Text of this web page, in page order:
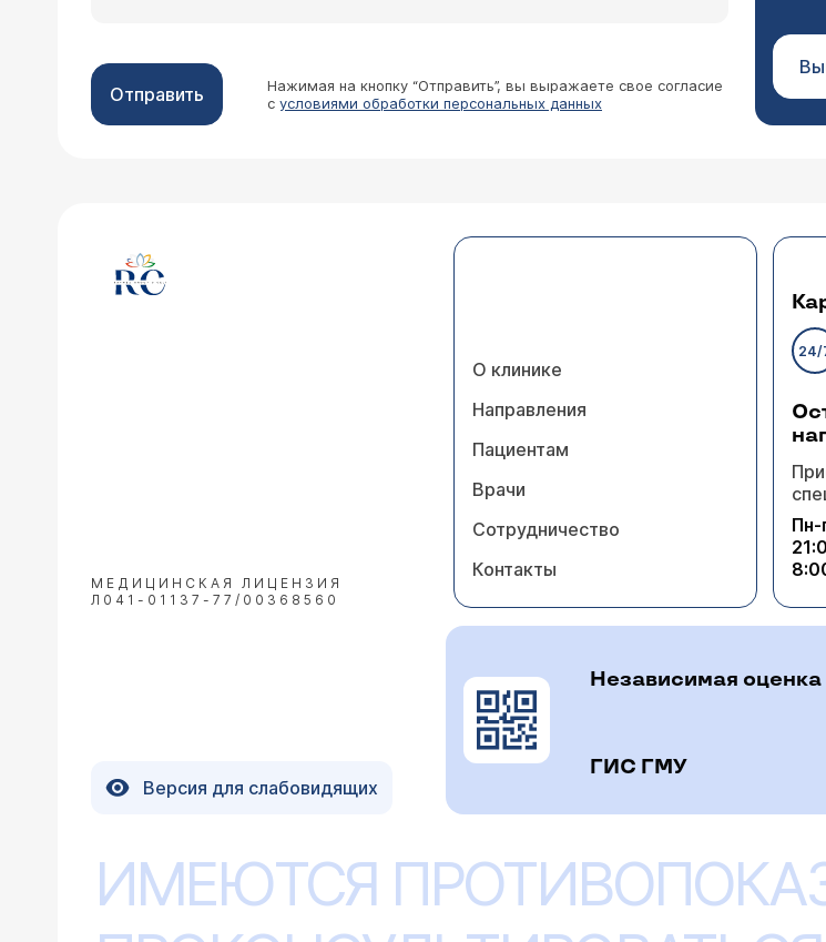
Отправить
Нажимая на кнопку “Отправить”, вы выражаете свое согласие
с условиями обработки персональных данных
МЕДИЦИНСКАЯ ЛИЦЕНЗИЯ
Л041-01137-77/00368560
О клинике
Направления
Пациентам
Врачи
Сотрудничество
Контакты
24/
Пн-
Версия для слабовидящих
Независимая оценка
ГИС ГМУ
ИМЕЮТСЯ